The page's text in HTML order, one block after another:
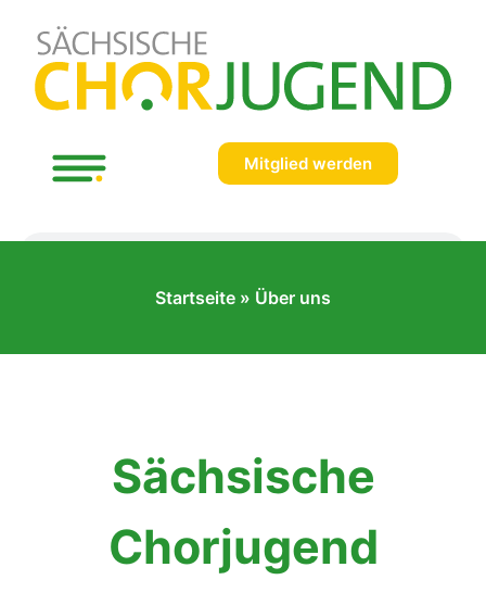
Mitglied werden
Startseite » Über uns
Sächsische
Chorjugend